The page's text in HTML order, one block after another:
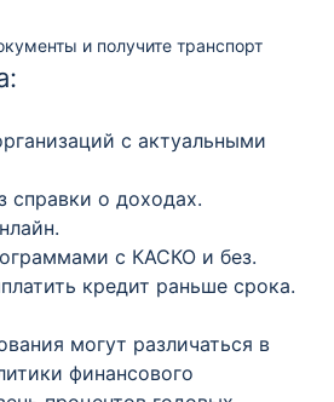
и получите транспорт
с актуальными
справки о доходах.
с КАСКО и без.
кредит раньше срока.
могут различаться в
финансового